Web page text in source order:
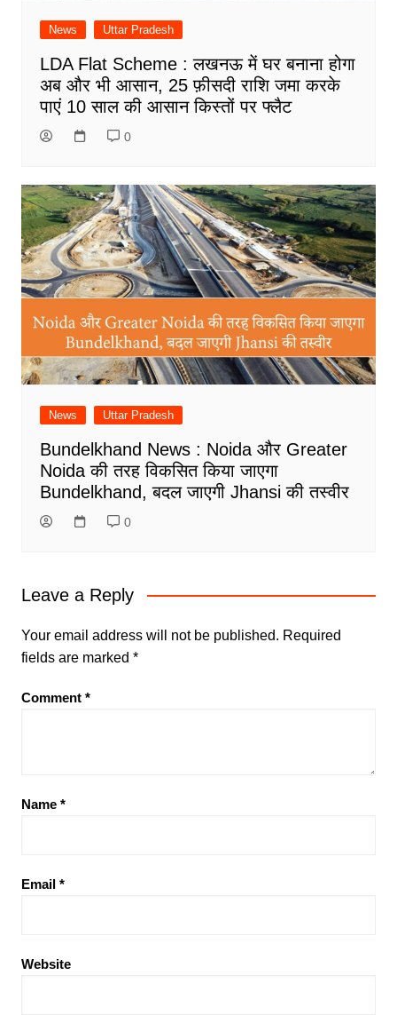
News Uttar Pradesh
LDA Flat Scheme : लखनऊ में घर बनाना होगा
अब और भी आसान, 25 फ़ीसदी राशि जमा करके
पाएं 10 साल की आसान किस्तों पर फ्लैट
0
News Uttar Pradesh
Bundelkhand News : Noida और Greater
Noida की तरह विकसित किया जाएगा
Bundelkhand, बदल जाएगी Jhansi की तस्वीर
0
Leave a Reply
Your email address will not be published. Required
fields are marked *
Comment *
Name *
Email *
Website